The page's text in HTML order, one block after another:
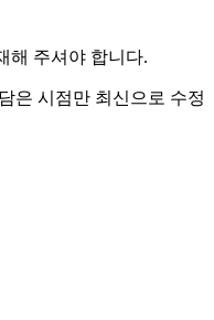
해 주셔야 합니다.
은 시점만 최신으로 수정